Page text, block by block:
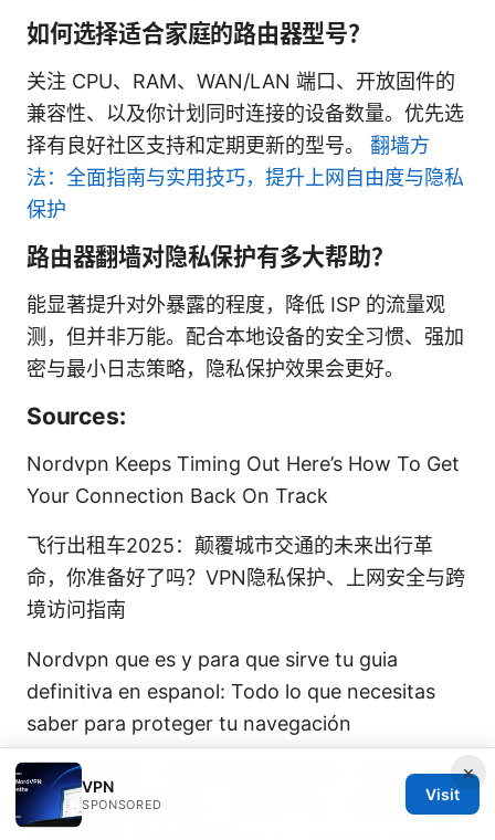
如何选择适合家庭的路由器型号？
关注 CPU、RAM、WAN/LAN 端口、开放固件的
兼容性、以及你计划同时连接的设备数量。优先选
择有良好社区支持和定期更新的型号。 翻墙方
法：全面指南与实用技巧，提升上网自由度与隐私
保护
路由器翻墙对隐私保护有多大帮助？
能显著提升对外暴露的程度，降低 ISP 的流量观
测，但并非万能。配合本地设备的安全习惯、强加
密与最小日志策略，隐私保护效果会更好。
Sources:
Nordvpn Keeps Timing Out Here’s How To Get
Your Connection Back On Track
飞行出租车2025：颠覆城市交通的未来出行革
命，你准备好了吗？VPN隐私保护、上网安全与跨
境访问指南
Nordvpn que es y para que sirve tu guia
definitiva en espanol: Todo lo que necesitas
saber para proteger tu navegación
回国vpn推荐：在海外访问国内网站、稳定连接与
隐私保护的完整指南，含具体产品、实用设置与常
×
VPN
SPONSORED
Visit